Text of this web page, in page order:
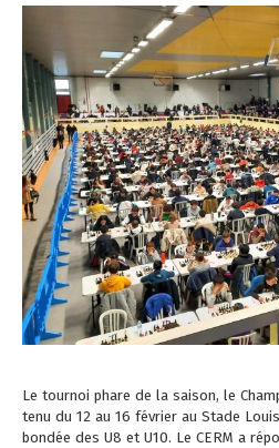
Le tournoi phare de la saison, le
tenu du 12 au 16 février au Stade
bondée des U8 et U10. Le CERM a